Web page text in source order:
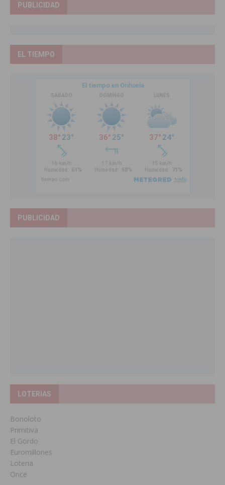
PUBLICIDAD
EL TIEMPO
PUBLICIDAD
LOTERIAS
Bonoloto
Primitiva
El Gordo
Euromillones
Loteria
Once